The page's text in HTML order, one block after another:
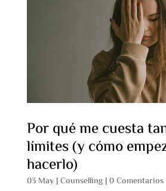
Por qué me cuesta
límites (y cómo
hacerlo)
03 May|Counselling|0 Comentarios